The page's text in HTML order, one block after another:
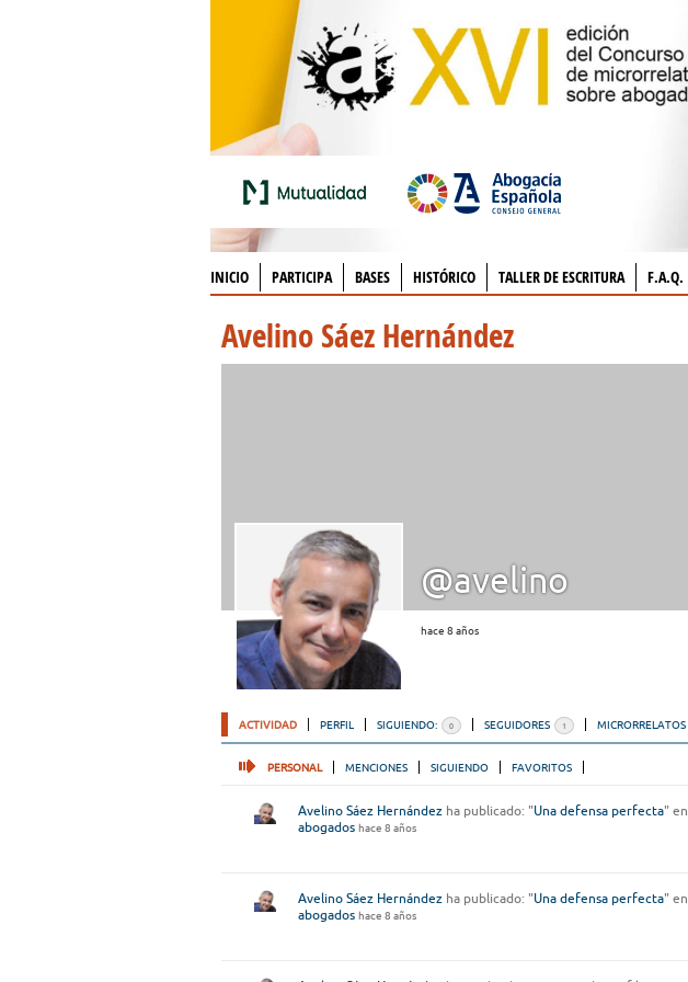
INICIO PARTICIPA BASES HISTÓRICO TALLER DE ESCRITURA F.A.Q.
Avelino Sáez Hernández
@avelino
hace 8 años
ACTIVIDAD PERFIL SIGUIENDO: 0 SEGUIDORES 1 MICRORRELATOS
PERSONAL MENCIONES SIGUIENDO FAVORITOS
Avelino Sáez Hernández ha publicado: "Una defensa perfecta" en
abogados hace 8 años
Avelino Sáez Hernández ha publicado: "Una defensa perfecta" en
abogados hace 8 años